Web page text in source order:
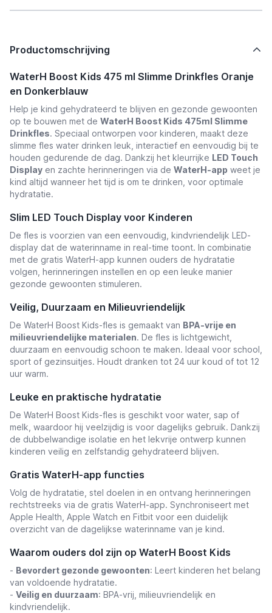
Productomschrijving
WaterH Boost Kids 475 ml Slimme Drinkfles Oranje
en Donkerblauw
Help je kind gehydrateerd te blijven en gezonde gewoonten
op te bouwen met de WaterH Boost Kids 475ml Slimme
Drinkfles. Speciaal ontworpen voor kinderen, maakt deze
slimme fles water drinken leuk, interactief en eenvoudig bij te
houden gedurende de dag. Dankzij het kleurrijke LED Touch
Display en zachte herinneringen via de WaterH-app weet je
kind altijd wanneer het tijd is om te drinken, voor optimale
hydratatie.
Slim LED Touch Display voor Kinderen
De fles is voorzien van een eenvoudig, kindvriendelijk LED-
display dat de waterinname in real-time toont. In combinatie
met de gratis WaterH-app kunnen ouders de hydratatie
volgen, herinneringen instellen en op een leuke manier
gezonde gewoonten stimuleren.
Veilig, Duurzaam en Milieuvriendelijk
De WaterH Boost Kids-fles is gemaakt van BPA-vrije en
milieuvriendelijke materialen. De fles is lichtgewicht,
duurzaam en eenvoudig schoon te maken. Ideaal voor school,
sport of gezinsuitjes. Houdt dranken tot 24 uur koud of tot 12
uur warm.
Leuke en praktische hydratatie
De WaterH Boost Kids-fles is geschikt voor water, sap of
melk, waardoor hij veelzijdig is voor dagelijks gebruik. Dankzij
de dubbelwandige isolatie en het lekvrije ontwerp kunnen
kinderen veilig en zelfstandig gehydrateerd blijven.
Gratis WaterH-app functies
Volg de hydratatie, stel doelen in en ontvang herinneringen
rechtstreeks via de gratis WaterH-app. Synchroniseert met
Apple Health, Apple Watch en Fitbit voor een duidelijk
overzicht van de dagelijkse waterinname van je kind.
Waarom ouders dol zijn op WaterH Boost Kids
- Bevordert gezonde gewoonten: Leert kinderen het belang
van voldoende hydratatie.
- Veilig en duurzaam: BPA-vrij, milieuvriendelijk en
kindvriendelijk.